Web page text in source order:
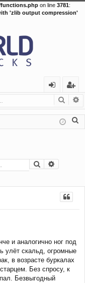
on line 3781:
'zlib output compression'
in
eg
ist
er
Search
и аналогично ног под
улёт скальд, огромные
в возрасте буркалах
Без спросу, к
Безвыгодный